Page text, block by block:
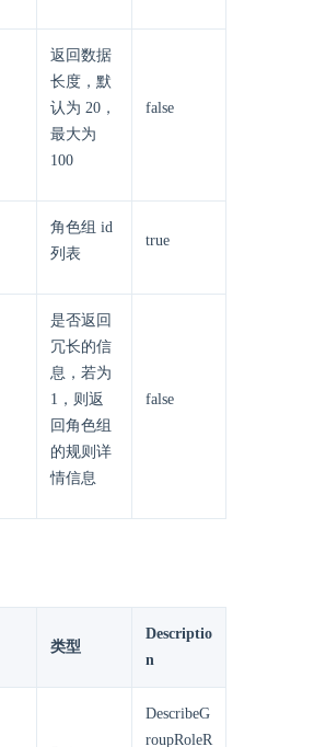
返回数据
长度，默
认为 20，
最大为
100
false
角色组 id
列表
true
是否返回
冗长的信
息，若为
1，则返
回角色组
的规则详
情信息
false
类型
Descriptio
n
DescribeG
roupRoleR